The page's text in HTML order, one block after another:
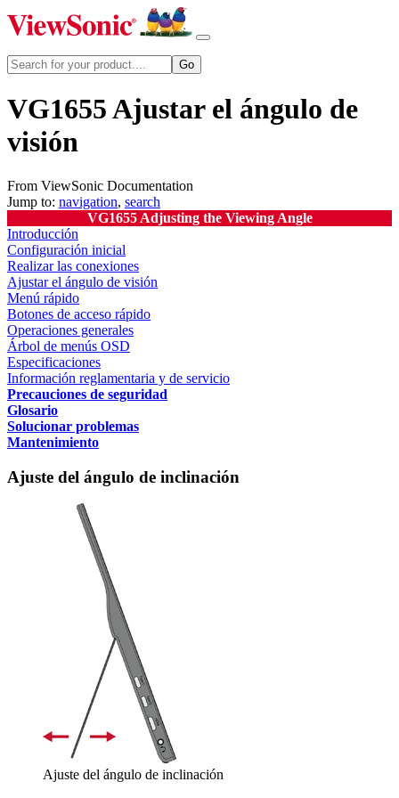
VG1655 Ajustar el ángulo de
visión
From ViewSonic Documentation
Jump to: navigation, search
VG1655 Adjusting the Viewing Angle
Introducción
Configuración inicial
Realizar las conexiones
Ajustar el ángulo de visión
Menú rápido
Botones de acceso rápido
Operaciones generales
Árbol de menús OSD
Especificaciones
Información reglamentaria y de servicio
Precauciones de seguridad
Glosario
Solucionar problemas
Mantenimiento
Ajuste del ángulo de inclinación
Ajuste del ángulo de inclinación